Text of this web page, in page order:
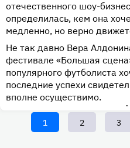
отечественного шоу-
определилась, кем она
медленно, но верно
Не так давно Вера
фестивале «Большая
популярного футболиста
последние успехи
вполне осуществимо.
Текущая
страница
1 Page
2 Page
3